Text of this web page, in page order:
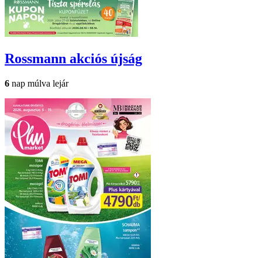
Rossmann akciós újság
6 nap múlva lejár